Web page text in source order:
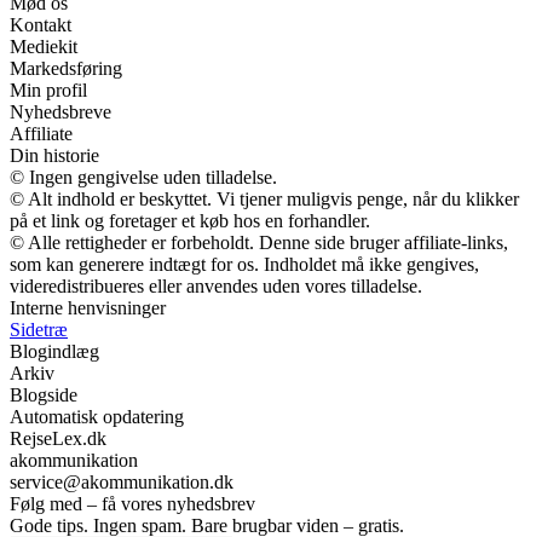
Kontakt
Mediekit
Markedsføring
Min profil
Nyhedsbreve
Affiliate
Din historie
© Ingen gengivelse uden tilladelse.
© Alt indhold er beskyttet. Vi tjener muligvis penge, når du klikker
på et link og foretager et køb hos en forhandler.
© Alle rettigheder er forbeholdt. Denne side bruger affiliate-links,
som kan generere indtægt for os. Indholdet må ikke gengives,
videredistribueres eller anvendes uden vores tilladelse.
Interne henvisninger
Sidetræ
Blogindlæg
Arkiv
Blogside
Automatisk opdatering
RejseLex.dk
akommunikation
service@akommunikation.dk
Følg med – få vores nyhedsbrev
Gode tips. Ingen spam. Bare brugbar viden – gratis.